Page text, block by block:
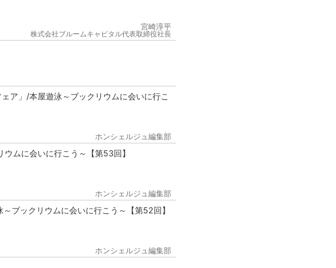
宮崎淳平
株式会社ブルームキャピタル代表取締役社長
ア」/本屋遊泳～ブックリウムに会いに行こ
ホンシェルジュ編集部
ムに会いに行こう～【第53回】
ホンシェルジュ編集部
ブックリウムに会いに行こう～【第52回】
ホンシェルジュ編集部